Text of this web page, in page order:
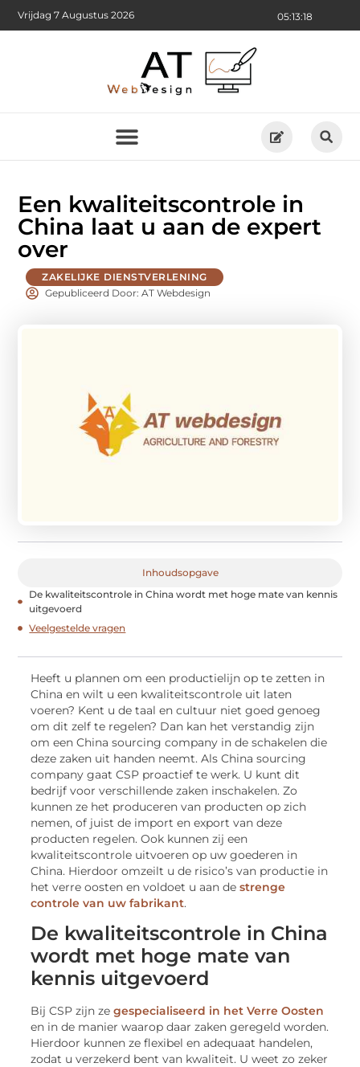
05:13:20
Vrijdag 7 Augustus 2026
Een kwaliteitscontrole in
China laat u aan de expert
over
ZAKELIJKE DIENSTVERLENING
Gepubliceerd Door: AT Webdesign
Inhoudsopgave
De kwaliteitscontrole in China wordt met hoge mate van kennis
uitgevoerd
Veelgestelde vragen
Heeft u plannen om een productielijn op te zetten in
China en wilt u een kwaliteitscontrole uit laten
voeren? Kent u de taal en cultuur niet goed genoeg
om dit zelf te regelen? Dan kan het verstandig zijn
om een China sourcing company in de schakelen die
deze zaken uit handen neemt. Als China sourcing
company gaat CSP proactief te werk. U kunt dit
bedrijf voor verschillende zaken inschakelen. Zo
kunnen ze het produceren van producten op zich
nemen, of juist de import en export van deze
producten regelen. Ook kunnen zij een
kwaliteitscontrole uitvoeren op uw goederen in
China. Hierdoor omzeilt u de risico’s van productie in
het verre oosten en voldoet u aan destrenge
controle van uw fabrikant.
De kwaliteitscontrole in China
wordt met hoge mate van
kennis uitgevoerd
Bij CSP zijn zegespecialiseerd in het Verre Oosten
en in de manier waarop daar zaken geregeld worden.
Hierdoor kunnen ze flexibel en adequaat handelen,
zodat u verzekerd bent van kwaliteit. U weet zo zeker